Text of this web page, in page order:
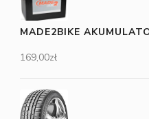
MADE2BIKE
169,00zł